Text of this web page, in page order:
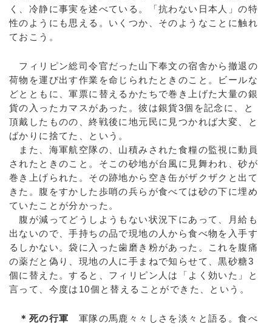
く、冷静に事実を述べている。「抗わない日本人」の特
性のようにも思える。いくつか、そのようなことに触れ
ておこう。
フィリピン総司令官だった山下奉文の宿舎から撤退の
荷物を運び出す作業を命じられたときのこと。ビールな
どとともに、軍票に替えるかたちで巻き上げた大量の銀
貨の入ったカマスがあった。彼は銀貨3個を記念に、と
頂戴したものの、終戦後に地元民に見つかれば大変、と
ばかりに捨てた、という。
また、海軍航空隊の、山積みされた食糧の監視に動員
されたときのこと。そこの砂地が台風に見舞われ、砂が
巻き上げられた。その跡地から空き缶がザクザクと出て
きた。腹をすかした歩哨の兵らが食べては砂の下に埋め
ていたことが分かった。
腹が減ってどうしようもない状況下にあって、月給も
出ないので、手持ちの品で現地の人から食べ物を入手す
るしかない。袋に入った歯磨き粉があった。これを腹痛
の薬だと偽り、現地の人に手まねで知らせて、黒砂糖3
個に替えた。すると、フィリピン人は「よく効いた」と
言って、今度は10個と替えることができた、という。
＊死の行軍 軍隊の馬鹿々々しさを淡々と語る。食べ